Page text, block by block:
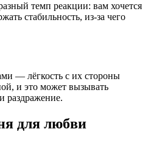
темп реакции: вам хочется
стабильность, из-за чего
— лёгкость с их стороны
и это может вызывать
раздражение.
для любви